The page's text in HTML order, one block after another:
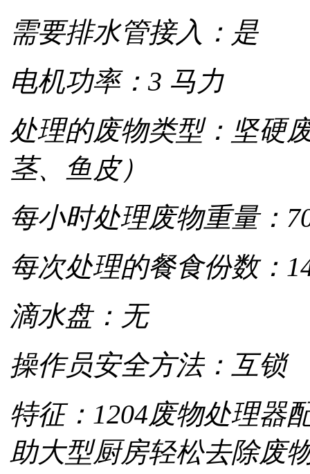
需要排水管接入：是
电机功率：3 马力
处理的废物类型：坚硬
茎、鱼皮）
每小时处理废物重量：
每次处理的餐食份数：
滴水盘：无
操作员安全方法：互锁
特征：1204废物处理器
助大型厨房轻松去除废